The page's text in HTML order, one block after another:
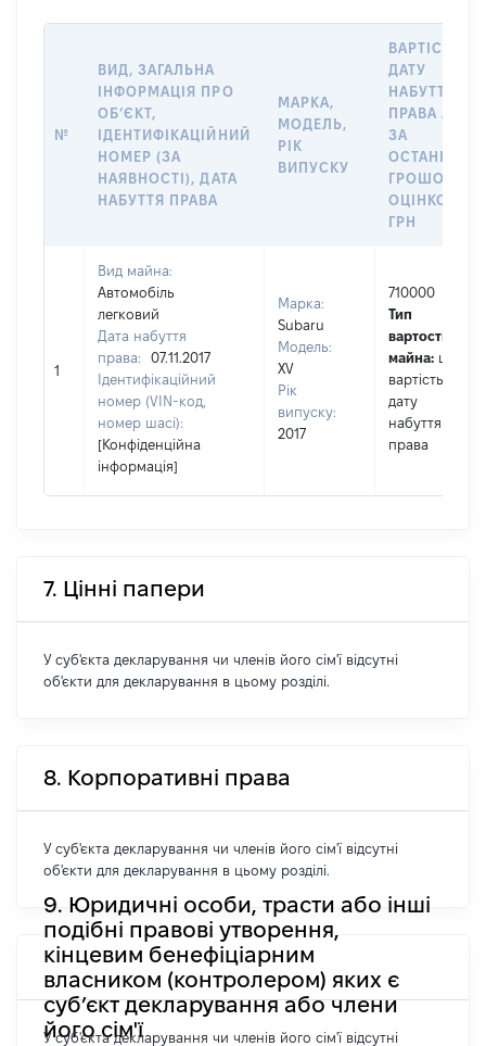
№
ВИД, ЗАГАЛЬНА
ІНФОРМАЦІЯ ПРО
ОБʼЄКТ,
ІДЕНТИФІКАЦІЙНИЙ
НОМЕР (ЗА
НАЯВНОСТІ), ДАТА
НАБУТТЯ ПРАВА
МАРКА,
МОДЕЛЬ,
РІК
ВИПУСКУ
ВАРТІСТЬ НА
ДАТУ
НАБУТТЯ
ПРАВА АБО
ЗА
ГРОШОВОЮ
ОЦІНКОЮ,
ГРН
1
Вид майна:
Автомобіль
легковий
Дата набуття
права:
07.11.2017
Ідентифікаційний
номер (VIN-код,
номер шасі):
[Конфіденційна
інформація]
Марка:
Subaru
Модель:
XV
Рік
випуску:
2017
710000
Тип
вартості
майна: це
вартість на
дату
набуття
права
7. Цінні папери
У суб'єкта декларування чи членів його сім'ї відсутні
об'єкти для декларування в цьому розділі.
8. Корпоративні права
У суб'єкта декларування чи членів його сім'ї відсутні
об'єкти для декларування в цьому розділі.
9. Юридичні особи, трасти або інші
подібні правові утворення,
кінцевим бенефіціарним
власником (контролером) яких є
суб’єкт декларування або члени
його сім'ї
У суб'єкта декларування чи членів його сім'ї відсутні